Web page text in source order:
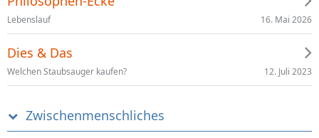
Lebenslauf 16. Mai 2026
Dies & Das
Welchen Staubsauger kaufen? 12. Juli 2023
Zwischenmenschliches